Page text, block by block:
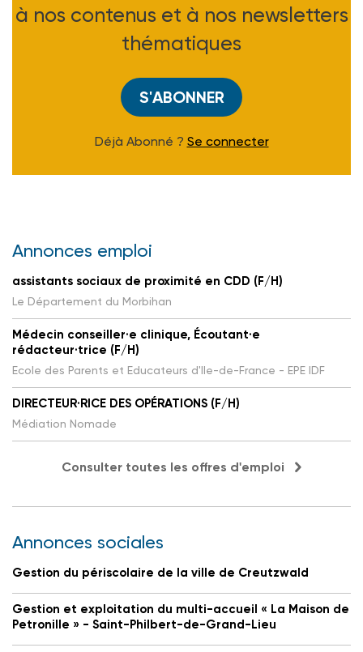
à nos contenus et à nos newsletters
thématiques
S'ABONNER
Déjà Abonné ? Se connecter
Annonces emploi
assistants sociaux de proximité en CDD (F/H)
Le Département du Morbihan
Médecin conseiller·e clinique, Écoutant·e
rédacteur·trice (F/H)
Ecole des Parents et Educateurs d'Ile-de-France - EPE IDF
DIRECTEUR·RICE DES OPÉRATIONS (F/H)
Médiation Nomade
Consulter toutes les offres d'emploi
Annonces sociales
Gestion du périscolaire de la ville de Creutzwald
Gestion et exploitation du multi-accueil « La Maison de
Petronille » - Saint-Philbert-de-Grand-Lieu